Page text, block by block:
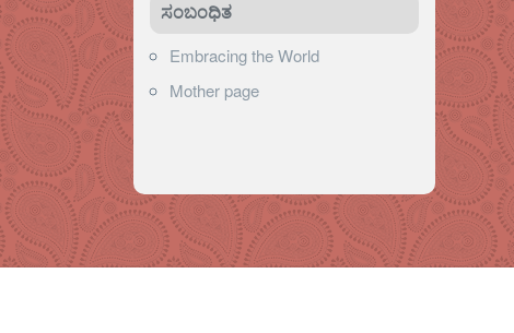
ಸಂಬಂಧಿತ
Embracing the World
Mother page